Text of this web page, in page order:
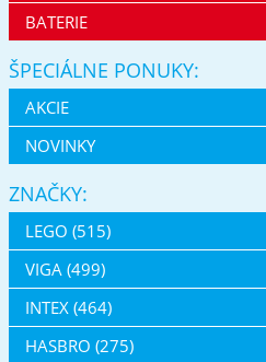
BATERIE
ŠPECIÁLNE PONUKY:
AKCIE
NOVINKY
ZNAČKY:
LEGO (515)
VIGA (499)
INTEX (464)
HASBRO (275)